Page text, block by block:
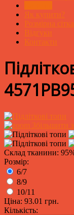
Як купити?
Розмірна сітка
Відгуки
Контакти
Збільшити
Склад тканини:
Розмір:
6/7
8/9
10/11
Ціна: 93.01 грн.
Кількість: